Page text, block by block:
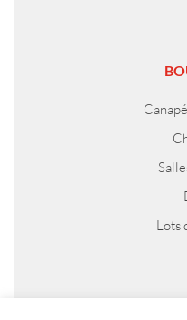
Lots